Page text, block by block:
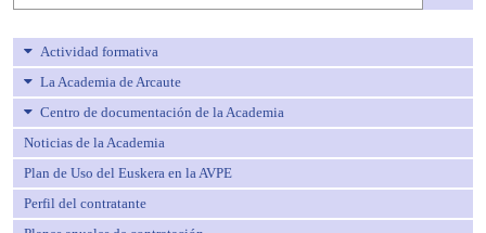
Actividad formativa
La Academia de Arcaute
Centro de documentación de la Academia
Noticias de la Academia
Plan de Uso del Euskera en la AVPE
Perfil del contratante